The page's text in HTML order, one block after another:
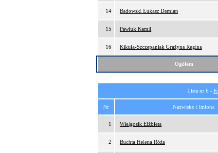
14 Badowski Łukasz Damian
15 Pawluk Kamil
16 Kikuła-Szczepaniak Grażyna Regina
Ogółem
Lista nr 6 -
Nr Nazwisko i imiona
1 Wielgosik Elżbieta
2 Buchta Helena Róża